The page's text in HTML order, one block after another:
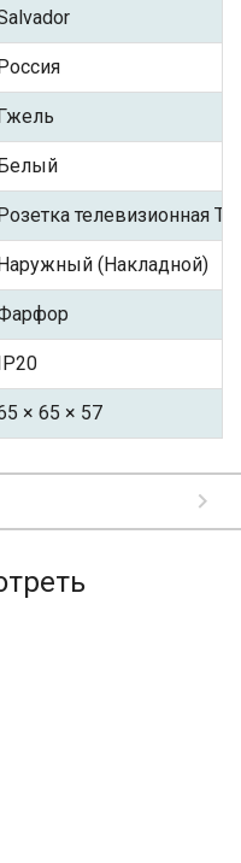
Россия
Гжель
Белый
Розетка телевизионная
Наружный (Накладной)
IP20
× 65 × 57